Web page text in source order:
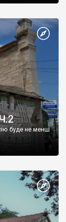
буде не менш